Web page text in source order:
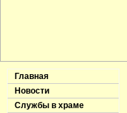
Главная
Новости
Службы в храме